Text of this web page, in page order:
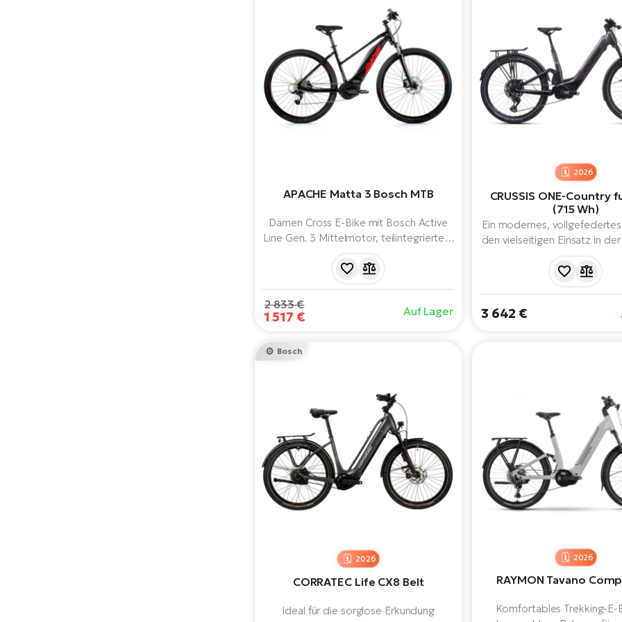
APACHE Matta 3 Bosch MTB
Damen Cross E-Bike mit Bosch Active
Line Gen. 3 Mittelmotor, teilintegriertem
Purion Display. Aufgebaut auf einem
mit Shimano-Kettenschaltung und -
2 833 €
1 517 € Auf Lager
2026
CRUSSIS ONE-Country
(715 Wh)
Ein modernes,
den vielseitigen Einsatz in
Komfort, Stabilität und
Akku ist es sowohl in der
Ausflug machen oder zur
3 642 €
Bosch
2026
CORRATEC Life CX8 Belt
Ideal für die sorglose Erkundung
2026
RAYMON Tavano
Komfortables Trekking-E-